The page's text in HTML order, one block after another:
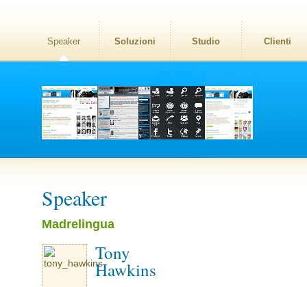
Speaker Soluzioni Studio Clienti
Speaker
Madrelingua
Tony
Hawkins